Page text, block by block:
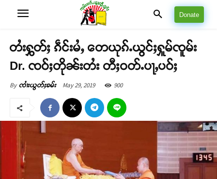
Donate
တႆးႁွတ်ႈ ၵဵင်းမႆႇ တေယုၵ်ႉယွင်ႈႁူမ်ၸူမ်း
Dr. ၸဝ်ႈတိုၼ်းတႆး တီႈဝတ်ႉပႃႇပဝ်ႈ
By ၸၢႆးယွတ်ႈၶမ်း May 29, 2019 900